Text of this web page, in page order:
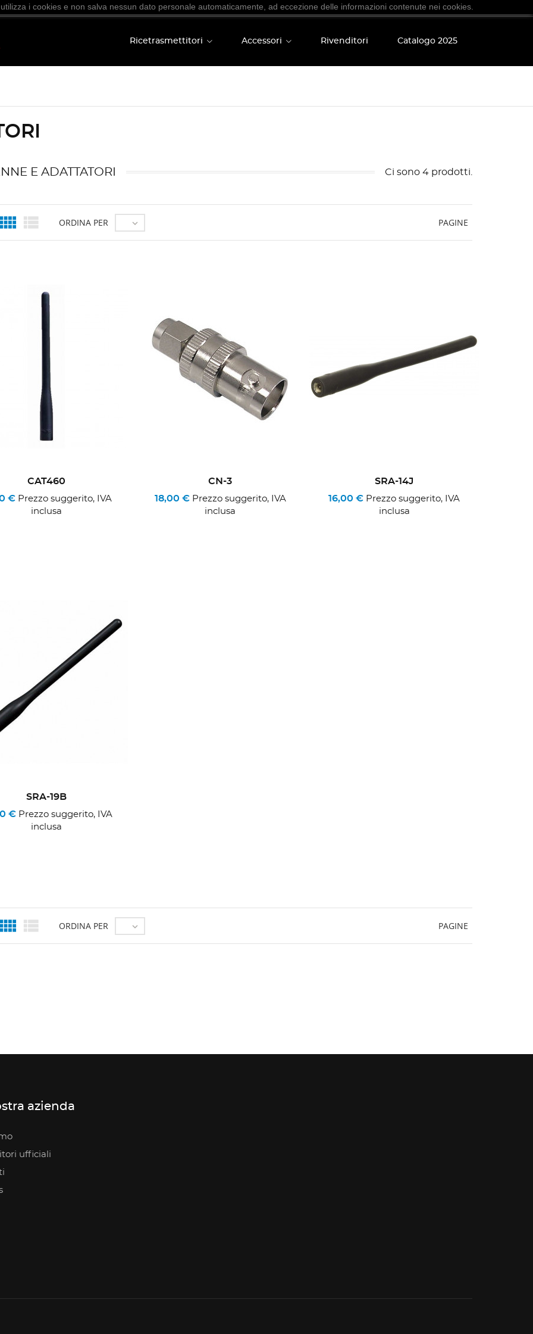
i cookies e non salva nessun dato personale automaticamente, ad eccezione delle informazioni contenute nei cookies.
Ricetrasmettitori Accessori Rivenditori Catalogo 2025
E ADATTATORI Ci sono 4 prodotti.
 ORDINA PER  PAGINE
CAT460
€ Prezzo suggerito, IVA
inclusa
CN-3
18,00 €Prezzo suggerito, IVA
inclusa
SRA-14J
16,00 € Prezzo suggerito, IVA
inclusa
SRA-19B
€ Prezzo suggerito, IVA
inclusa
 ORDINA PER  PAGINE
azienda
ufficiali